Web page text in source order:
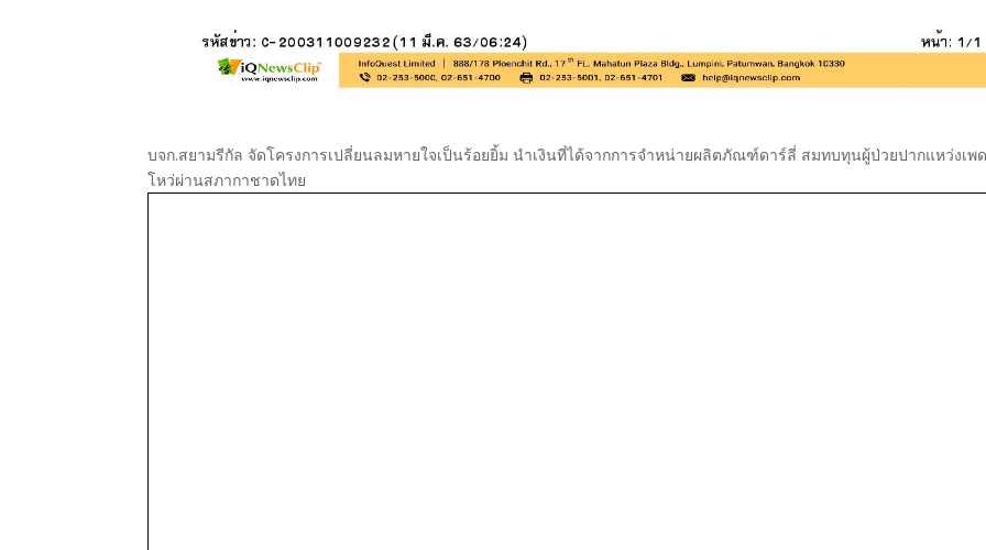
บจก.สยามรีกัล จัดโครงการเปลี่ยนลมหายใจเป็นร้อยยิ้ม นำเงินที่ได้จากการจำหน่ายผลิตภัณฑ์ดาร์ลี่ สมทบทุนผู้ป่วยปากแหว่งเพ
โหว่ผ่านสภากาชาดไทย